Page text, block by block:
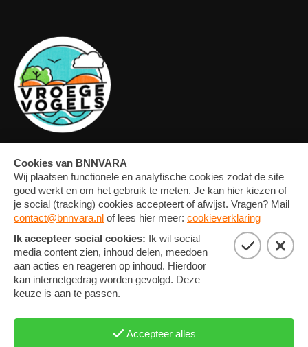
OVERZICHT
MEDIA
FOTO'S
CONTACT
PRIVACY EN COOKIE
COOKIE-INSTELLINGEN